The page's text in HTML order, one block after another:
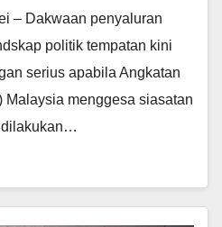
– Dakwaan penyaluran
politik tempatan kini
serius apabila Angkatan
Malaysia menggesa siasatan
dilakukan…